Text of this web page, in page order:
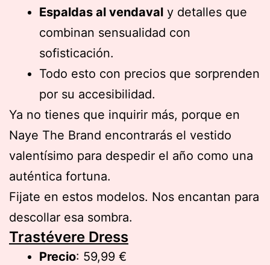
Espaldas al vendaval y detalles que
combinan sensualidad con
sofisticación.
Todo esto con precios que sorprenden
por su accesibilidad.
Ya no tienes que inquirir más, porque en
Naye The Brand encontrarás el vestido
valentísimo para despedir el año como una
auténtica fortuna.
Fijate en estos modelos. Nos encantan para
descollar esa sombra.
Trastévere Dress
Precio: 59,99 €